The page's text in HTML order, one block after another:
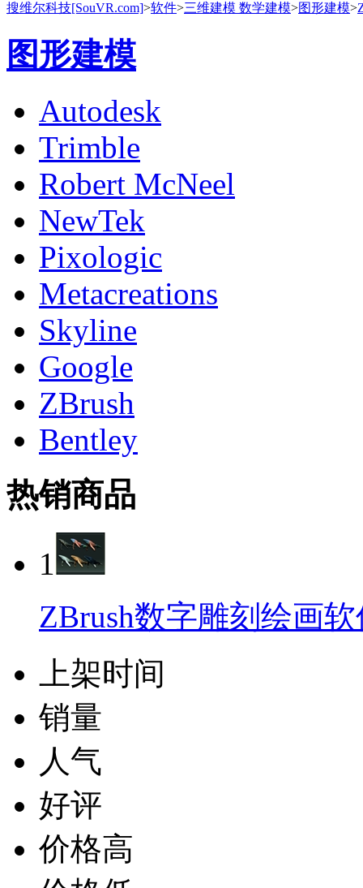
搜维尔科技[SouVR.com]>软件>三维建模 数学建模>图形建模>
图形建模
Autodesk
Trimble
Robert McNeel
NewTek
Pixologic
Metacreations
Skyline
Google
ZBrush
Bentley
热销商品
1
ZBrush数字雕刻绘画
上架时间
销量
人气
好评
价格高